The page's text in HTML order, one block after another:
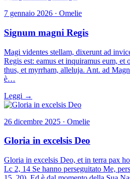
7 gennaio 2026 · Omelie
Signum magni Regis
Magi videntes stellam, dixerunt ad
Regis est: eamus et inquiramus eum, et
thus, et myrrham, alleluja. Ant. ad
è…
Leggi →
26 dicembre 2025 · Omelie
Gloria in excelsis Deo
Gloria in excelsis Deo, et in terra pax
Lc 2, 14 Se hanno perseguitato Me,